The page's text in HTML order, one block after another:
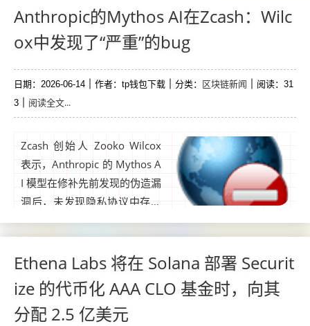
0万美元）收购Siiibo Securitie
s，成立证券部门。...
Anthropic的Mythos AI在Zcash：Wilc
ox中发现了“严重”的bug
日期：2026-06-14 作者：tp钱包下载 分类： 区块链新闻
阅读：31
3
阅读全文...
Zcash 创始人 Zooko Wilcox
表示，Anthropic 的 Mythos A
I 模型在修补先前发现的伪造漏
洞后，未发现隐私协议中存在
更多“严重漏洞”。Zcash创始人
Zooko Wilcox表示，Anthropi
c的Claude Mythos人工智能模
密货币的协议存在严重漏...
Ethena Labs 将在 Solana 部署 Securit
ize 的代币化 AAA CLO 基金时，向其
分配 2.5 亿美元